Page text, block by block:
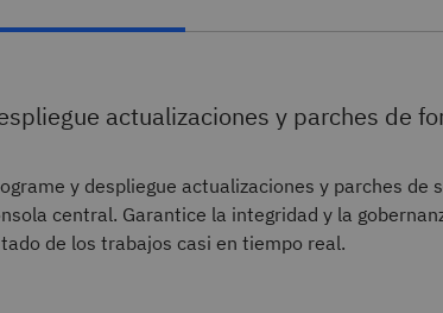
actualizaciones y parches de
y despliegue actualizaciones y parches de
central. Garantice la integridad y la
de los trabajos casi en tiempo real.